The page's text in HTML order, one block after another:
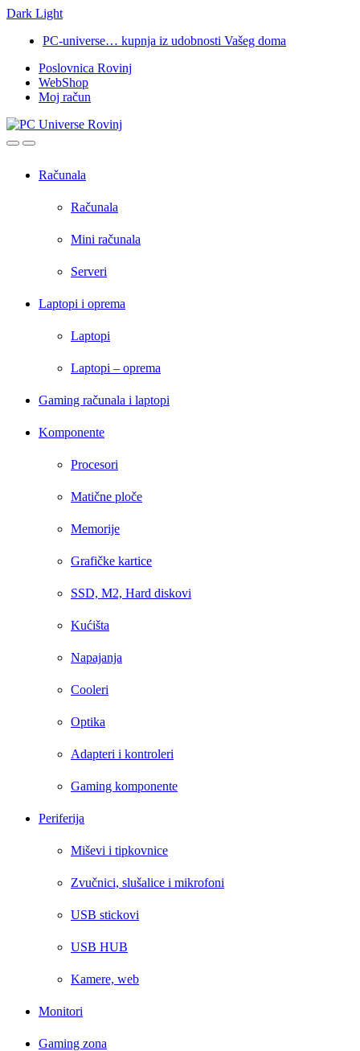
Dark Light
navigation
content
PC-universe… kupnja iz udobnosti Vašeg doma
Poslovnica Rovinj
WebShop
Moj račun
OpenClose
Računala
Računala
Mini računala
Serveri
Laptopi i oprema
Laptopi
Laptopi – oprema
Gaming računala i laptopi
Komponente
Procesori
Matične ploče
Memorije
Grafičke kartice
SSD, M2, Hard diskovi
Kućišta
Napajanja
Cooleri
Optika
Adapteri i kontroleri
Gaming komponente
Periferija
Miševi i tipkovnice
Zvučnici, slušalice i mikrofoni
USB stickovi
USB HUB
Kamere, web
Monitori
Gaming zona